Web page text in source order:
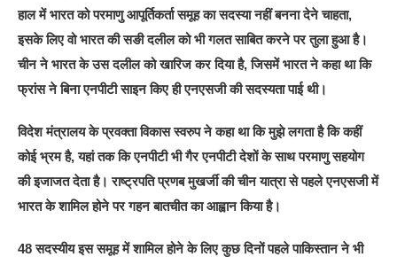
हाल में भारत को परमाणु आपूर्तिकर्ता समूह का सदस्या नहीं बनना देने चाहता,
इसके लिए वो भारत की सङी दलील को भी गलत साबित करने पर तुला हुआ है।
चीन ने भारत के उस दलील को खारिज कर दिया है, जिसमें भारत ने कहा था कि
फ्रांस ने बिना एनपीटी साइन किए ही एनएसजी की सदस्यता पाई थी।
विदेश मंत्रालय के प्रवक्ता विकास स्वरुप ने कहा था कि मुझे लगता है कि कहीं
कोई भ्रम है, यहां तक कि एनपीटी भी गैर एनपीटी देशों के साथ परमाणु सहयोग
की इजाजत देता है। राष्ट्रपति प्रणब मुखर्जी की चीन यात्रा से पहले एनएसजी में
भारत के शामिल होने पर गहन बातचीत का आह्वान किया है।
48 सदस्यीय इस समूह में शामिल होने के लिए कुछ दिनों पहले पाकिस्तान ने भी